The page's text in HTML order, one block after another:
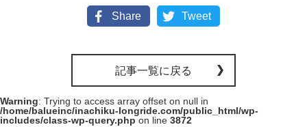
Share Tweet
記事一覧に戻る
Warning: Trying to access array offset on null in
/home/balueinc/inachiku-longride.com/public_html/wp-
includes/class-wp-query.php on line 3872